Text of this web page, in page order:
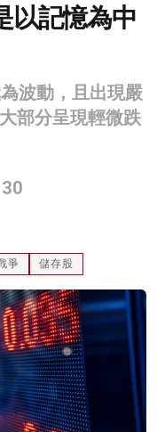
以記憶為中
波動，且出現嚴
部分呈現輕微跌
爭 儲存股